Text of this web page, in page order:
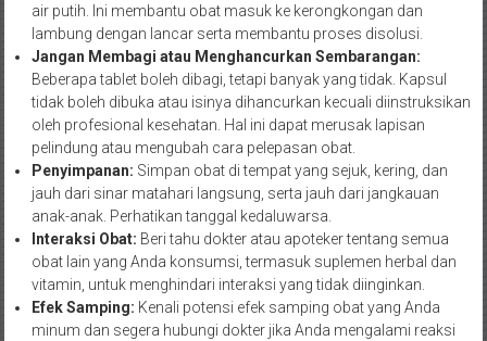
air putih. Ini membantu obat masuk ke kerongkongan dan
lambung dengan lancar serta membantu proses disolusi.
Jangan Membagi atau Menghancurkan Sembarangan:
Beberapa tablet boleh dibagi, tetapi banyak yang tidak. Kapsul
tidak boleh dibuka atau isinya dihancurkan kecuali diinstruksikan
oleh profesional kesehatan. Hal ini dapat merusak lapisan
pelindung atau mengubah cara pelepasan obat.
Penyimpanan: Simpan obat di tempat yang sejuk, kering, dan
jauh dari sinar matahari langsung, serta jauh dari jangkauan
anak-anak. Perhatikan tanggal kedaluwarsa.
Interaksi Obat: Beri tahu dokter atau apoteker tentang semua
obat lain yang Anda konsumsi, termasuk suplemen herbal dan
vitamin, untuk menghindari interaksi yang tidak diinginkan.
Efek Samping: Kenali potensi efek samping obat yang Anda
minum dan segera hubungi dokter jika Anda mengalami reaksi